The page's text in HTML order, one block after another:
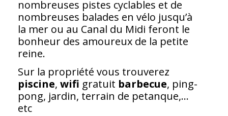
nombreuses pistes cyclables et de
nombreuses balades en vélo jusqu’à
la mer ou au Canal du Midi feront le
bonheur des amoureux de la petite
reine.
Sur la propriété vous trouverez
piscine, wifi gratuit barbecue, ping-
pong, jardin, terrain de petanque,…
etc